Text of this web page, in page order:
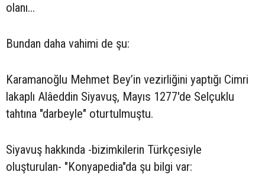
olanı...
Bundan daha vahimi de şu:
Karamanoğlu Mehmet Bey’in vezirliğini yaptığı Cimri
lakaplı Alâeddin Siyavuş, Mayıs 1277'de Selçuklu
tahtına "darbeyle" oturtulmuştu.
Siyavuş hakkında -bizimkilerin Türkçesiyle
oluşturulan- "Konyapedia"da şu bilgi var: